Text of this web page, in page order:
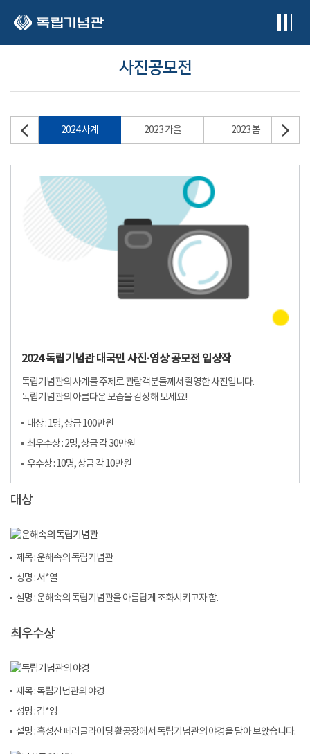
사진공모전
2024 사계 2023 가을 2023 봄
2024 독립기념관 대국민 사진·영상 공모전 입상작
독립기념관의 사계를 주제로 관람객분들께서 촬영한 사진입니다.
독립기념관의 아름다운 모습을 감상해 보세요!
대상 : 1명, 상금 100만원
최우수상 : 2명, 상금 각 30만원
우수상 : 10명, 상금 각 10만원
대상
제목 : 운해속의 독립기념관
성명 : 서*열
설명 : 운해속의 독립기념관을 아름답게 조화시키고자 함.
최우수상
제목 : 독립기념관의 야경
성명 : 김*영
설명 : 흑성산 페러글라이딩 활공장에서 독립기념관의 야경을 담아 보았습니다.